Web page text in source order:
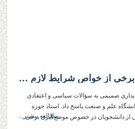
علامه مصباح یزدی: برخی از خواص شرایط لازم برای اظهار نظر در مسائل روز را ندارند و گاهی تحت تأثیر نزدیكان قرار می‌گیرند
صمیمی به سؤالات سیاسی و اعتقادی
علم و صنعت پاسخ داد. استاد حوزه
از دانشجویان در خصوص موضع‌گیری برخی...
مطالعه بیشتر...